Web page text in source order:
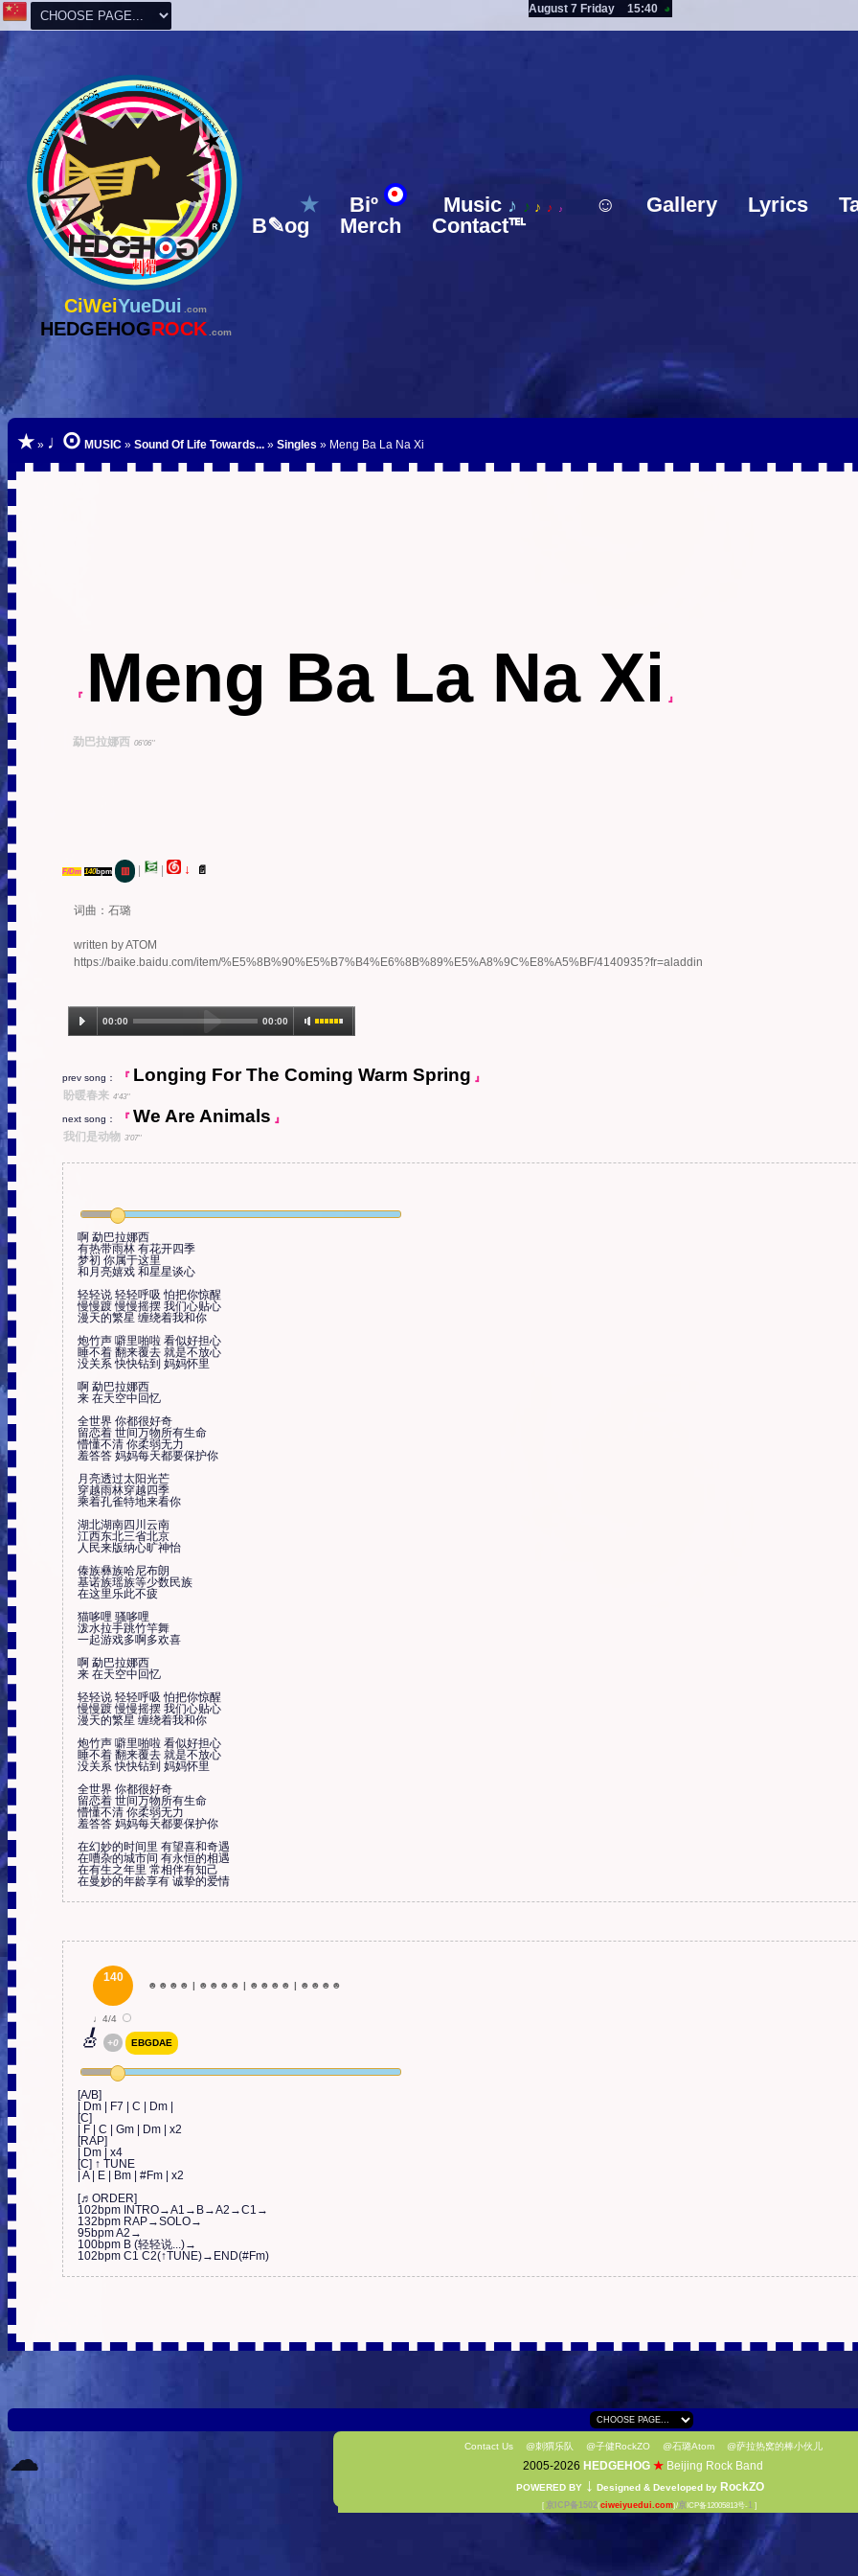
August 7 Friday 15:40 ◕
CiWeiYueDui .com
HEDGEHOGROCK .com
★ Biº Music ♪ ♪ ♪ ♪ ♪ ☺ Gallery Lyrics
B✎og
Merch Contact℡
★ » ♩⊙ MUSIC » Sound Of Life Towards... » Singles » Meng Ba La Na Xi
『 Meng Ba La Na Xi 』
勐巴拉娜西 06'06''
F/Dm 140bpm ▥ ↓ 📄
词曲：石璐
written by ATOM
https://baike.baidu.com/item/%E5%8B%90%E5%B7%B4%E6%8B%89%E5%A8%9C%E8%A5%BF/4140935?fr=aladdin
00:00 00:00
prev song： 『 Longing For The Coming Warm Spring 』
盼暖春来 4'43''
next song： 『 We Are Animals 』
我们是动物 3'07''
啊 勐巴拉娜西
有热带雨林 有花开四季
梦初 你属于这里
和月亮嬉戏 和星星谈心
轻轻说 轻轻呼吸 怕把你惊醒
慢慢踱 慢慢摇摆 我们心贴心
漫天的繁星 缠绕着我和你
炮竹声 噼里啪啦 看似好担心
睡不着 翻来覆去 就是不放心
没关系 快快钻到 妈妈怀里
啊 勐巴拉娜西
来 在天空中回忆
全世界 你都很好奇
留恋着 世间万物所有生命
懵懂不清 你柔弱无力
羞答答 妈妈每天都要保护你
月亮透过太阳光芒
穿越雨林穿越四季
乘着孔雀特地来看你
湖北湖南四川云南
江西东北三省北京
人民来版纳心旷神怡
傣族彝族哈尼布朗
基诺族瑶族等少数民族
在这里乐此不疲
猫哆哩 骚哆哩
泼水拉手跳竹竿舞
一起游戏多啊多欢喜
啊 勐巴拉娜西
来 在天空中回忆
轻轻说 轻轻呼吸 怕把你惊醒
慢慢踱 慢慢摇摆 我们心贴心
漫天的繁星 缠绕着我和你
炮竹声 噼里啪啦 看似好担心
睡不着 翻来覆去 就是不放心
没关系 快快钻到 妈妈怀里
全世界 你都很好奇
留恋着 世间万物所有生命
懵懂不清 你柔弱无力
羞答答 妈妈每天都要保护你
在幻妙的时间里 有望喜和奇遇
在嘈杂的城市间 有永恒的相遇
在有生之年里 常相伴有知己
在曼妙的年龄享有 诚挚的爱情
140
☻ ☻ ☻ ☻ | ☻ ☻ ☻ ☻ | ☻ ☻ ☻ ☻ | ☻ ☻ ☻ ☻
♩4/4
🎸 +0 EBGDAE
[A/B]
| Dm | F7 | C | Dm |
[C]
| F | C | Gm | Dm | x2
[RAP]
| Dm | x4
[C] ↑ TUNE
| A | E | Bm | #Fm | x2
[♬ORDER]
102bpm INTRO→A1→B→A2→C1→
132bpm RAP→SOLO→
95bpm A2→
100bpm B (轻轻说...)→
102bpm C1 C2(↑TUNE)→END(#Fm)
Contact Us @刺猬乐队 @子健RockZO @石璐Atom @萨拉热窝的棒小伙儿
2005-2026 HEDGEHOG ★ Beijing Rock Band
POWERED BY ↓ Designed & Developed by RockZO
[ 京ICP备1502(ciweiyuedui.com)/京ICP备12005813号-1 ]
☁